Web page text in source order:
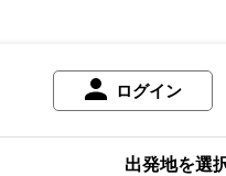
ログイン
出発地を選